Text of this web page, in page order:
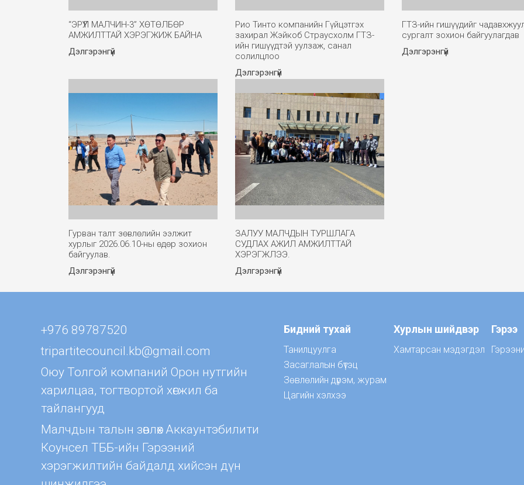
“ЭРҮҮЛ МАЛЧИН-3” ХӨТӨЛБӨР
АМЖИЛТТАЙ ХЭРЭГЖИЖ БАЙНА
Дэлгэрэнгүй
Рио Тинто компанийн Гүйцэтгэх
захирал Жэйкоб Страусхолм ГТЗ-
ийн гишүүдтэй уулзаж, санал
солилцлоо
Дэлгэрэнгүй
ГТЗ-ийн гишүүдийг
сургалт зохион байгуулагдав
Дэлгэрэнгүй
Гурван талт зөвлөлийн ээлжит
хурлыг 2026.06.10-ны өдөр зохион
байгуулав.
Дэлгэрэнгүй
ЗАЛУУ МАЛЧДЫН ТУРШЛАГА
СУДЛАХ АЖИЛ АМЖИЛТТАЙ
ХЭРЭГЖЛЭЭ.
Дэлгэрэнгүй
+976 89787520
tripartitecouncil.kb@gmail.com
Оюу Толгой компаний Орон нутгийн
харилцаа, тогтвортой хөгжил ба
тайлангууд
Малчдын талын зөвлөх Aккаунтэбилити
Коунсел ТББ-ийн Гэрээний
хэрэгжилтийн байдалд хийсэн дүн
Бидний тухай
Танилцуулга
Засаглалын бүтэц
Зөвлөлийн дүрэм, журам
Цагийн хэлхээ
Хурлын шийдвэр
Хамтарсан мэдэгдэл
Гэрээ